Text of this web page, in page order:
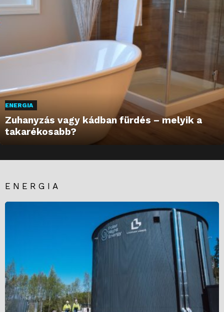
ENERGIA
Zuhanyzás vagy kádban fürdés – melyik a
takarékosabb?
ENERGIA